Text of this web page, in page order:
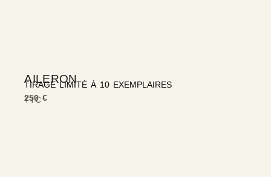
AILERON
TIRAGE LIMITÉ À 10 EXEMPLAIRES
250 €
TTC